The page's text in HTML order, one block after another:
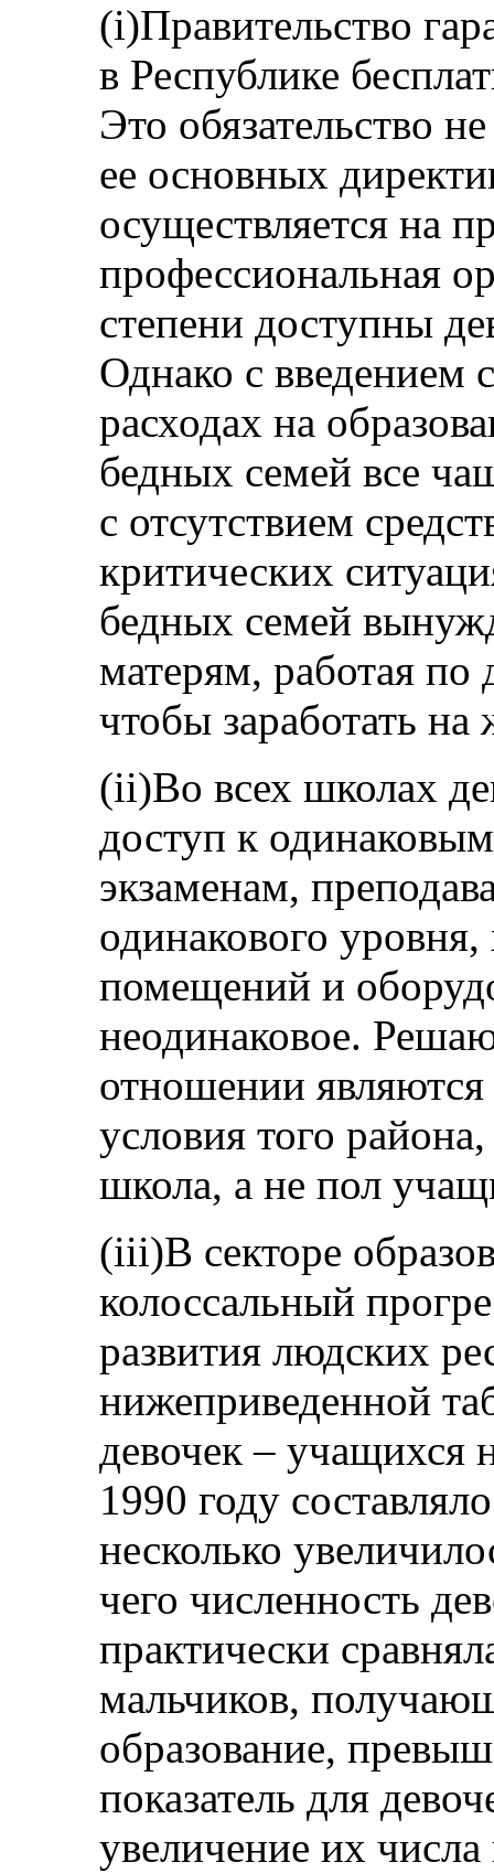
(i)Правительство
в Республике
Это обязательство
ее основных
осуществляется на
профессиональная
степени доступны
Однако с введением
расходах на
бедных семей все
с отсутствием
критических
бедных семей
матерям, работая
чтобы заработать на
(ii)Во всех школах
доступ к
экзаменам,
одинакового
помещений и
неодинаковое.
отношении
условия того
школа, а не пол
(iii)В секторе
колоссальный
развития людских
нижеприведенной
девочек – учащихся
1990 году
несколько
чего численность
практически
мальчиков,
образование,
показатель для
увеличение их